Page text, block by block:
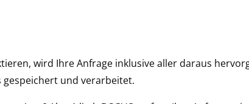
wird Ihre Anfrage inklusive aller daraus
gespeichert und verarbeitet.